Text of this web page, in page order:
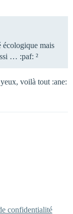
écologique mais
… :paf: ²
voilà tout :ane:
confidentialité